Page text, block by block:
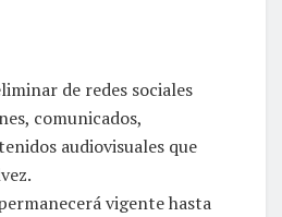
de redes sociales
comunicados,
audiovisuales que
vigente hasta